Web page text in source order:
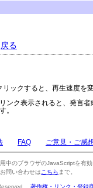
戻る
ックすると、再生速度を
ンク表示されると、発言
。
FAQ ご意見・ご感
中のブラウザのJavaScriptを有効
問い合わせは こちら まで。
著作権・リンク・登録